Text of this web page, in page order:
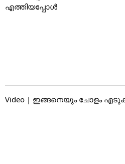
എത്തിയപ്പോൾ
Video | ഇങ്ങനെയും ചോളം